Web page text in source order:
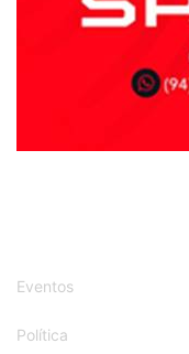
Eventos
Política